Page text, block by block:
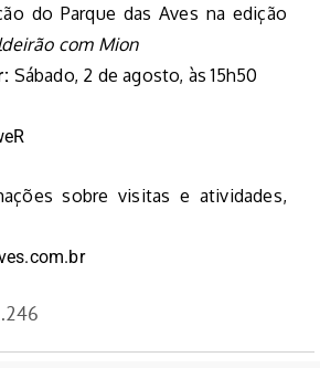
do Parque das Aves na edição
com Mion
Sábado, 2 de agosto, às 15h50
sobre visitas e atividades,